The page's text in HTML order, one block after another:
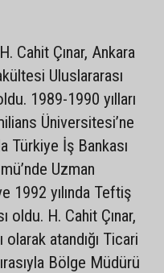
Cahit Çınar, Ankara
Uluslararası
1989-1990 yılları
Üniversitesi’ne
Türkiye İş Bankası
Uzman
1992 yılında Teftiş
oldu. H. Cahit Çınar,
olarak atandığı Ticari
Bölge Müdürü